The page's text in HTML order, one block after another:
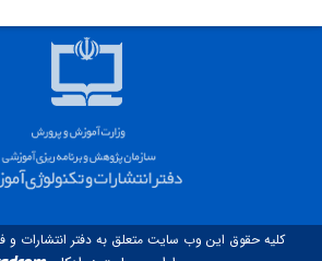
کلیه حقوق این وب سایت متعلق به دفتر انتشارات و